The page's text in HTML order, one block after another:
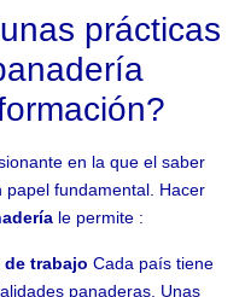
prácticas
en la que el saber
papel fundamental. Hacer
le permite :
trabajo Cada país tiene
panaderas. Unas